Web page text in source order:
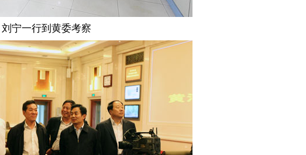
刘宁一行到黄委考察